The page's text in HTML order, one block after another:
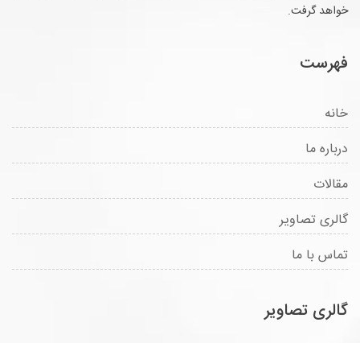
خواهد گرفت.
فهرست
خانه
درباره ما
مقالات
گالری تصاویر
تماس با ما
گالری تصاویر